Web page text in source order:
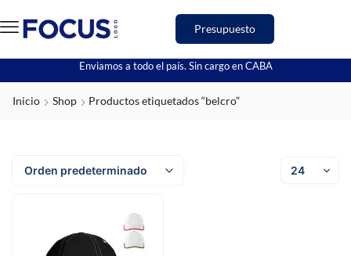
Presupuesto
Enviamos a todo el país. Sin cargo en CABA
Inicio Shop Productos etiquetados “belcro”